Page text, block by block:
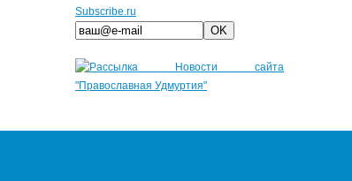
Subscribe.ru